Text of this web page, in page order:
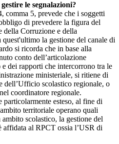
le segnalazioni?
comma 5, prevede che i soggetti
di prevedere la figura del
della Corruzione e della
la gestione del canale di
si ricorda che in base alla
conto dell’articolazione
dei rapporti che intercorrono tra le
ministeriale, si ritiene di
scolastico regionale, o
coordinatore regionale.
esteso, al fine di
territoriale operano quali
scolastico, la gestione del
affidata al RPCT ossia l’USR di